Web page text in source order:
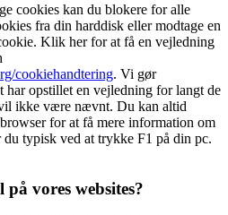
cookies kan du blokere for alle
fra din harddisk eller modtage en
Klik her for at få en vejledning
cookiehandtering. Vi gør
opstillet en vejledning for langt de
ikke være nævnt. Du kan altid
for at få mere information om
typisk ved at trykke F1 på din pc.
vores websites?